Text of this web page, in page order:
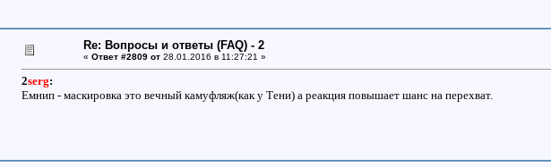
Re: Вопросы и ответы (FAQ) - 2
« Ответ #2809 от 28.01.2016 в 11:27:21 »
2serg:
Емнип - маскировка это вечный камуфляж(как у Тени) а реакция повышает шанс на перехват.